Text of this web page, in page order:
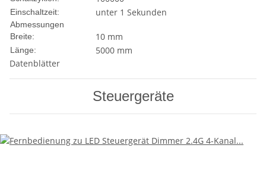
Einschaltzeit: unter 1 Sekunden
Abmessungen
Breite:
10 mm
Länge:
5000 mm
Datenblätter
Steuergeräte